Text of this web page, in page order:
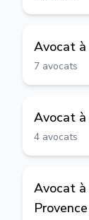
Avocat à
7 avocats
Avocat à
4 avocats
Avocat à
Provence